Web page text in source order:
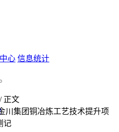
心 信息统计
/ 正文
集团铜冶炼工艺技术提升项
记